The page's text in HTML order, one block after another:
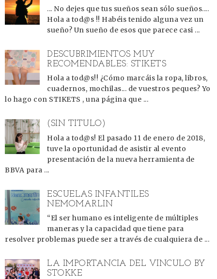
... No dejes que tus sueños sean sólo sueños....
Hola a tod@s !! Habéis tenido alguna vez un
sueño? Un sueño de esos que parece casi ...
DESCUBRIMIENTOS MUY
RECOMENDABLES: STIKETS
Hola a tod@s!! ¿Cómo marcáis la ropa, libros,
cuadernos, mochilas... de vuestros peques? Yo
lo hago con STIKETS , una página que ...
(SIN TÍTULO)
Hola a tod@s! El pasado 11 de enero de 2018,
tuve la oportunidad de asistir al evento
presentación de la nueva herramienta de
BBVA para ...
ESCUELAS INFANTILES
NEMOMARLIN
“El ser humano es inteligente de múltiples
maneras y la capacidad que tiene para
resolver problemas puede ser a través de cualquiera de ...
LA IMPORTANCIA DEL VÍNCULO BY
STOKKE